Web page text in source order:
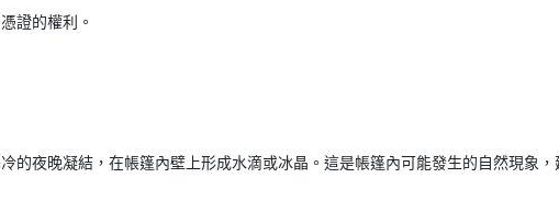
證的權利。
的夜晚凝結，在帳篷內壁上形成水滴或冰晶。這是帳篷內可能發生的自然現象